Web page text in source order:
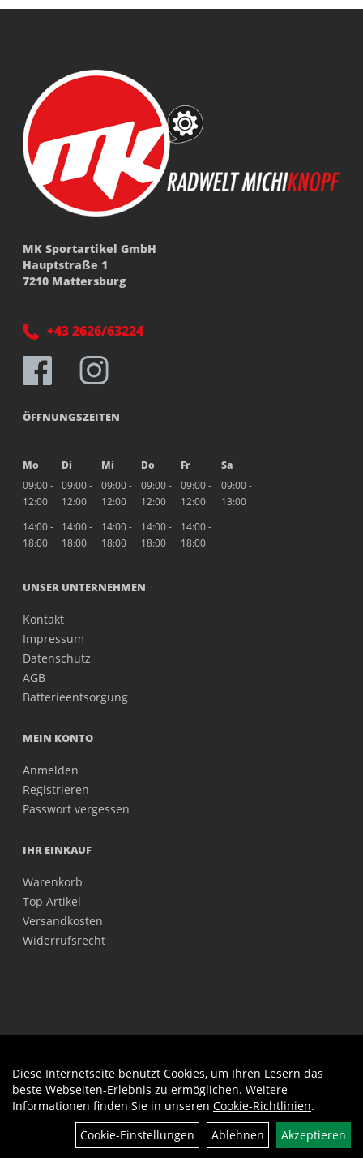
Filter
MK Sportartikel GmbH
Hauptstraße 1
7210 Mattersburg
+43 2626/63224
ÖFFNUNGSZEITEN
Mo Di Mi Do Fr
Sa
09:00 -
12:00
09:00 -
12:00
09:00 -
12:00
09:00 -
12:00
09:00 -
12:00
09:00 -
13:00
14:00 -
18:00
14:00 -
18:00
14:00 -
18:00
14:00 -
18:00
14:00 -
18:00
UNSER UNTERNEHMEN
Kontakt
Impressum
Datenschutz
AGB
Batterieentsorgung
MEIN KONTO
Anmelden
Registrieren
Passwort vergessen
IHR EINKAUF
Warenkorb
Top Artikel
Versandkosten
Widerrufsrecht
Diese Internetseite benutzt Cookies, um Ihren Lesern das
beste Webseiten-Erlebnis zu ermöglichen. Weitere
Informationen finden Sie in unseren Cookie-Richtlinien.
Cookie-Einstellungen
Ablehnen Akzeptieren
Auftrag widerrufen